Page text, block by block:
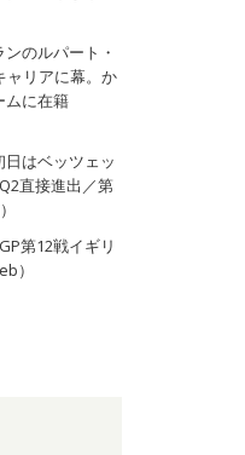
のルパート・
ャリアに幕。か
ムに在籍
はベッツェッ
直接進出／第
第12戦イギリ
）